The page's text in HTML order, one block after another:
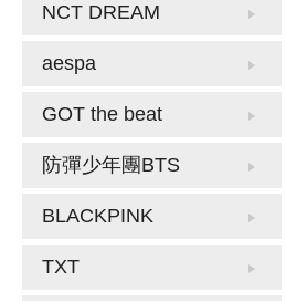
NCT DREAM
aespa
GOT the beat
防彈少年團BTS
BLACKPINK
TXT